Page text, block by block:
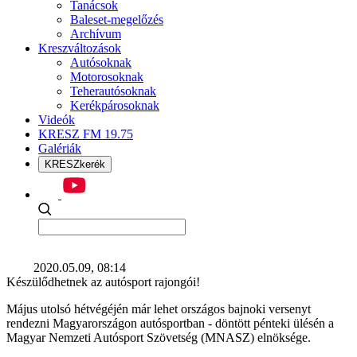
Tanácsok
Baleset-megelőzés
Archívum
Kreszváltozások
Autósoknak
Motorosoknak
Teherautósoknak
Kerékpárosoknak
Videók
KRESZ FM 19.75
Galériák
KRESZkerék
2020.05.09, 08:14
Készülődhetnek az autósport rajongói!
Május utolsó hétvégéjén már lehet országos bajnoki versenyt
rendezni Magyarországon autósportban - döntött pénteki ülésén a
Magyar Nemzeti Autósport Szövetség (MNASZ) elnöksége.